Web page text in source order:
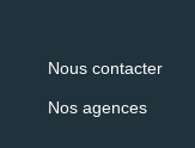
Nous contacter
Nos agences